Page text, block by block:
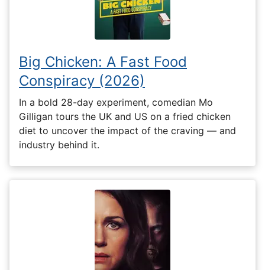
Big Chicken: A Fast Food
Conspiracy (2026)
In a bold 28-day experiment, comedian Mo
Gilligan tours the UK and US on a fried chicken
diet to uncover the impact of the craving — and
industry behind it.